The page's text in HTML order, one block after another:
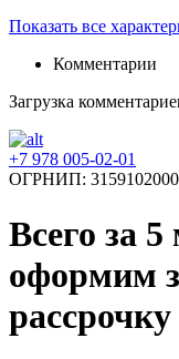
Показать все
Комментарии
Загрузка
+7 978 005-02-01
ОГРНИП:
Всего за
оформим